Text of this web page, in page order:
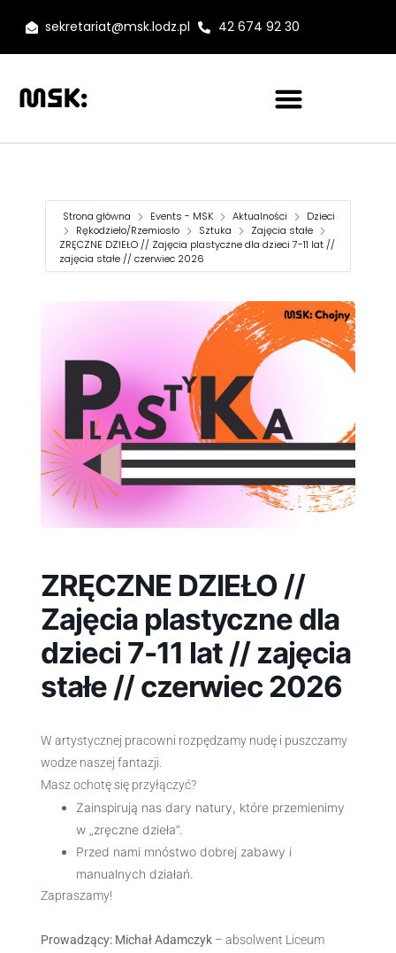
sekretariat@msk.lodz.pl 42 674 92 30
Strona główna Events - MSK Aktualności
Dzieci
Rękodzieło/Rzemiosło
Sztuka
Zajęcia stałe
ZRĘCZNE DZIEŁO // Zajęcia plastyczne dla dzieci 7-11 lat //
zajęcia stałe // czerwiec 2026
ZRĘCZNE DZIEŁO //
Zajęcia plastyczne dla
dzieci 7-11 lat // zajęcia
stałe // czerwiec 2026
W artystycznej pracowni rozpędzamy nudę i puszczamy
wodze naszej fantazji.
Masz ochotę się przyłączyć?
Zainspirują nas dary natury, które przemienimy
w „zręczne dzieła”.
Przed nami mnóstwo dobrej zabawy i
manualnych działań.
Zapraszamy!
Prowadzący: Michał Adamczyk – absolwent Liceum